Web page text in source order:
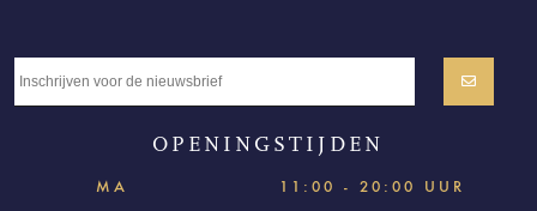
OPENINGSTIJDEN
MA
11:00 - 20:00 UUR